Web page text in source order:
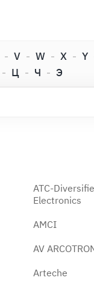
V W X Y
Ц Ч Э
ATC-
Electronics
AMCI
AV
Arteche